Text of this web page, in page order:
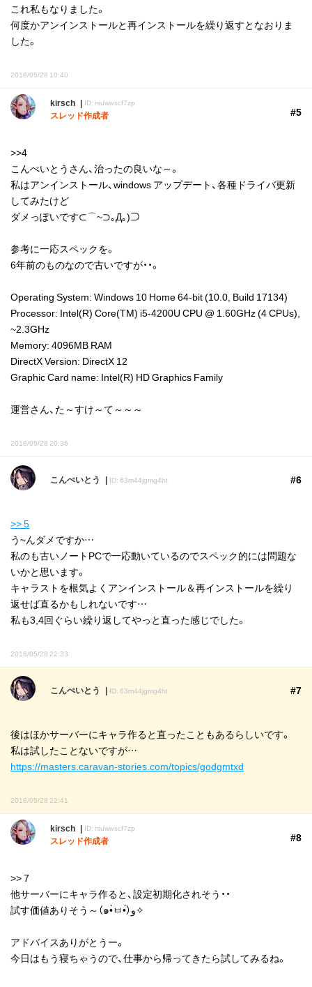
これ私もなりました。
何度かアンインストールと再インストールを繰り返すとなおりま
した。
2018/05/28 10:40
kirsch ID: rsuwivscf7zp
スレッド作成者 #5
>>4
こんぺいとうさん、治ったの良いな～。
私はアンインストール、windows アップデート、各種ドライバ更新
してみたけど
ダメっぽいです⊂⌒~⊃｡Д｡)⊃
参考に一応スペックを。
6年前のものなので古いですが・・。
Operating System: Windows 10 Home 64-bit (10.0, Build 17134)
Processor: Intel(R) Core(TM) i5-4200U CPU @ 1.60GHz (4 CPUs),
~2.3GHz
Memory: 4096MB RAM
DirectX Version: DirectX 12
Graphic Card name: Intel(R) HD Graphics Family
運営さん、た～すけ～て～～～
2018/05/28 20:36
こんぺいとう ID: 63m44jgmg4ht #6
>> 5
う~んダメですか…
私のも古いノートPCで一応動いているのでスペック的には問題な
いかと思います。
キャラストを根気よくアンインストール＆再インストールを繰り
返せば直るかもしれないです…
私も3,4回ぐらい繰り返してやっと直った感じでした。
2018/05/28 22:33
こんぺいとう ID: 63m44jgmg4ht #7
後はほかサーバーにキャラ作ると直ったこともあるらしいです。
私は試したことないですが…
https://masters.caravan-stories.com/topics/godgmtxd
2018/05/28 22:41
kirsch ID: rsuwivscf7zp
スレッド作成者 #8
>> 7
他サーバーにキャラ作ると、設定初期化されそう・・
試す価値ありそう～（๑•̀ㅂ•́）و✧
アドバイスありがとうー。
今日はもう寝ちゃうので、仕事から帰ってきたら試してみるね。